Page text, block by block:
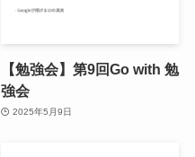
【勉強会】第9回Go with 勉
強会
2025年5月9日